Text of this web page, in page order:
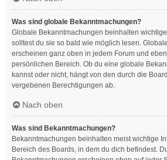
Was sind globale Bekanntmachungen?
Globale Bekanntmachungen beinhalten
solltest du sie so bald wie möglich lesen.
erscheinen ganz oben in jedem Forum und
persönlichen Bereich. Ob du eine globale
kannst oder nicht, hängt von den durch die
vergebenen Berechtigungen ab.
Nach oben
Was sind Bekanntmachungen?
Bekanntmachungen beinhalten meist wichtige
Bereich des Boards, in dem du dich befindest.